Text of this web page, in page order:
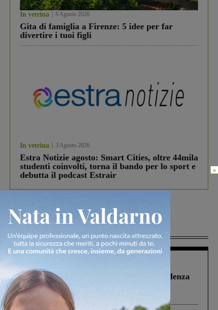
In vetrina 6 Agosto 2026
Gita di famiglia a Firenze: 5 idee per far
divertire i tuoi figli
In vetrina 3 Agosto 2026
Estra Notizie agosto: Smart Cities, oltre 44mila
studenti coinvolti, torna il bando per lo sport e
debutta il podcast Estrair
Più lette
Figline Incisa Valdarno 1 Agosto 2026
Piscina di Figline finanziata oltre la scadenza
Pnrr, il gruppo di Fratelli d’Italia: “Un
ringraziamento al Governo”
×